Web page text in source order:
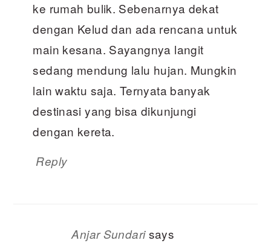
ke rumah bulik. Sebenarnya dekat
dengan Kelud dan ada rencana untuk
main kesana. Sayangnya langit
sedang mendung lalu hujan. Mungkin
lain waktu saja. Ternyata banyak
destinasi yang bisa dikunjungi
dengan kereta.
Reply
Anjar Sundari says